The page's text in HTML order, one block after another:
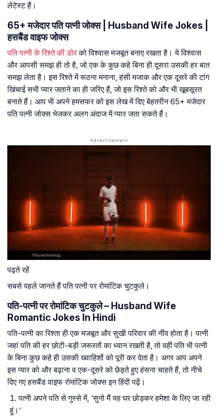
लेटेस्ट हैं।
65+ मजेदार पति पत्नी जोक्स | Husband Wife Jokes |
हसबैंड वाइफ जोक्स
पति पत्नी के रिश्ते की डोरको विश्वास मजबूत बनाए रखता है। ये विश्वास
और आपसी समझ ही तो है, जो एक के कुछ कहे बिना ही दूसरा उसकी हर बात
समझ लेता है। इस रिश्ते में रूठना मनाना, हंसी मजाक और एक दूसरे की टांग
खिंचाई सभी प्यार जताने का ही जरिए हैं, जो इस रिश्ते को और भी खूबसूरत
बनाते हैं। आप भी अपने हमसफर को इस लेख में दिए बेहतरीन 65+ मजेदार
पति पत्नी जोक्स भेजकर अलग अंदाज में प्यार जता सकते हैं।
पढ़ते रहें
सबसे पहले जानते हैं पति पत्नी पर रोमांटिक चुटकुले।
पति-पत्नी पर रोमांटिक चुटकुले – Husband Wife
Romantic Jokes In Hindi
पति-पत्नी का रिश्ता ही एक मजबूत और सुखी परिवार की नींव होता है। पत्नी
जहां पति की हर छोटी-बड़ी जरूरतों का ध्यान रखती है, तो वहीं पति भी पत्नी
के बिना कुछ कहे ही उसकी ख्वाहिशों को पूरी कर देता है। अगर आप अपने
इस प्यार को और बढ़ाना व एक-दूसरे को छेड़ते हुए हंसना चाहते हैं, तो नीचे
दिए गए हसबैंड वाइफ रोमांटिक जोक्स इन हिंदी पढ़ें।
पत्नी अपने पति से गुस्से में, ‘सुनो मैं यह घर छोड़कर हमेशा के लिए जा रही
हूं।’